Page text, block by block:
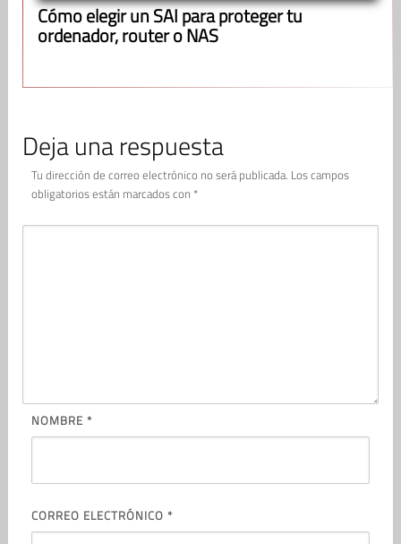
Cómo elegir un SAI para proteger tu
ordenador, router o NAS
Deja una respuesta
Tu dirección de correo electrónico no será publicada. Los campos
obligatorios están marcados con *
NOMBRE *
CORREO ELECTRÓNICO *